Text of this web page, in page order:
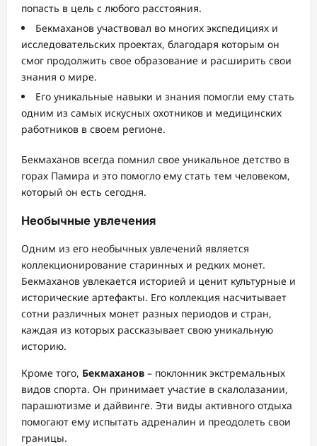
попасть в цель с любого расстояния.
Бекмаханов участвовал во многих экспедициях и
исследовательских проектах, благодаря которым он
смог продолжить свое образование и расширить свои
знания о мире.
Его уникальные навыки и знания помогли ему стать
одним из самых искусных охотников и медицинских
работников в своем регионе.
Бекмаханов всегда помнил свое уникальное детство в
горах Памира и это помогло ему стать тем человеком,
который он есть сегодня.
Необычные увлечения
Одним из его необычных увлечений является
коллекционирование старинных и редких монет.
Бекмаханов увлекается историей и ценит культурные и
исторические артефакты. Его коллекция насчитывает
сотни различных монет разных периодов и стран,
каждая из которых рассказывает свою уникальную
историю.
Кроме того, Бекмаханов – поклонник экстремальных
видов спорта. Он принимает участие в скалолазании,
парашютизме и дайвинге. Эти виды активного отдыха
помогают ему испытать адреналин и преодолеть свои
границы.